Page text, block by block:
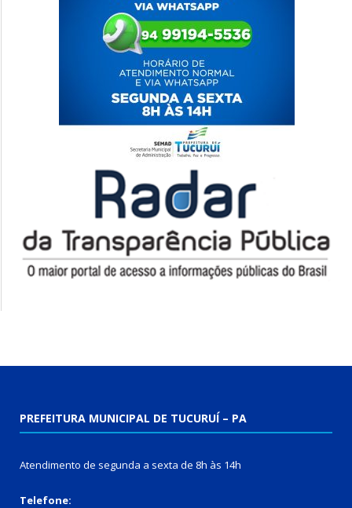
PREFEITURA MUNICIPAL DE TUCURUÍ – PA
Atendimento de segunda a sexta de 8h às 14h
Telefone: